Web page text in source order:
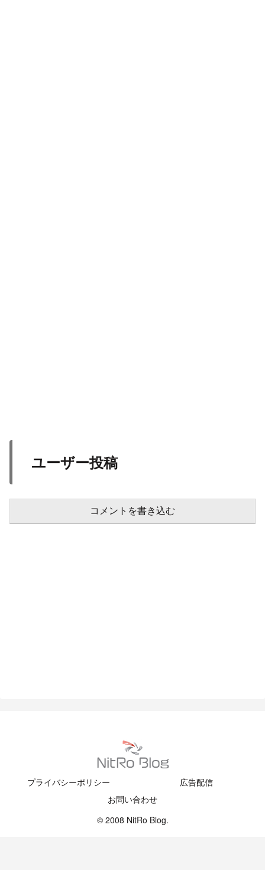
ユーザー投稿
コメントを書き込む
プライバシーポリシー
広告配信
お問い合わせ
© 2008 NitRo Blog.